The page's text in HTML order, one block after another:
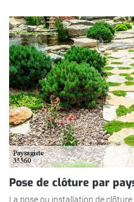
Pose de clôture par
La pose ou installation de